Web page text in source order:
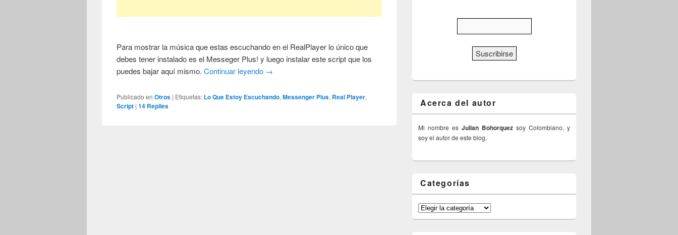
Para mostrar la música que estas escuchando en el RealPlayer lo único que
debes tener instalado es el Messeger Plus! y luego instalar este script que los
puedes bajar aquí mismo.Continuar leyendo →
Publicado en Otros | Etiquetas: Lo Que Estoy Escuchando,Messenger Plus, Real Player,
Script |14 Replies Acerca del autor
Mi nombre es Julian Bohorquez soy Colombiano, y
soy el autor de este blog.
Categorías
Categorías